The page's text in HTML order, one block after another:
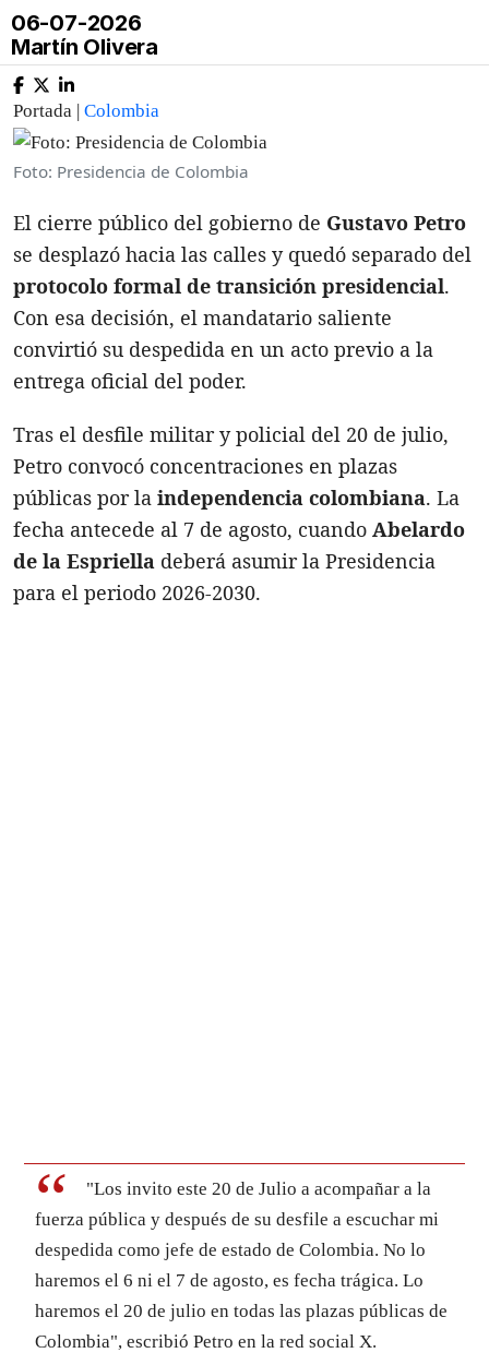
06-07-2026
Martín Olivera
Portada | Colombia
Foto: Presidencia de Colombia
El cierre público del gobierno de Gustavo Petro
se desplazó hacia las calles y quedó separado del
protocolo formal de transición presidencial.
Con esa decisión, el mandatario saliente
convirtió su despedida en un acto previo a la
entrega oficial del poder.
Tras el desfile militar y policial del 20 de julio,
Petro convocó concentraciones en plazas
públicas por la independencia colombiana. La
fecha antecede al 7 de agosto, cuando Abelardo
de la Espriella deberá asumir la Presidencia
para el periodo 2026-2030.
"Los invito este 20 de Julio a acompañar a la
fuerza pública y después de su desfile a escuchar mi
despedida como jefe de estado de Colombia. No lo
haremos el 6 ni el 7 de agosto, es fecha trágica. Lo
haremos el 20 de julio en todas las plazas públicas de
Colombia", escribió Petro en la red social X.